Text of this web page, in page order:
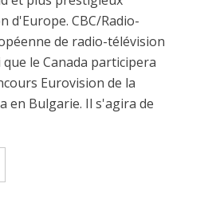
d'Europe. CBC/Radio-
de radio-télévision
le Canada participera
Eurovision de la
en Bulgarie. Il s'agira de